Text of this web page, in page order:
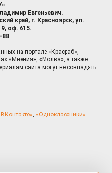
Евгеньевич.
край, г. Красноярск, ул.
оф. 615.
88
на портале «Красраб»,
«Мнения», «Молва», а также
сайта могут не совпадать
, «Одноклассники»